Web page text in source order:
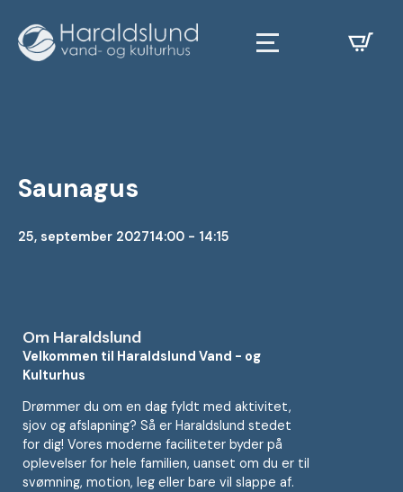
Saunagus
25, september 202714:00 - 14:15
Om Haraldslund
Velkommen til Haraldslund Vand - og
Kulturhus
Drømmer du om en dag fyldt med aktivitet,
sjov og afslapning? Så er Haraldslund stedet
for dig! Vores moderne faciliteter byder på
oplevelser for hele familien, uanset om du er til
svømning, motion, leg eller bare vil slappe af.